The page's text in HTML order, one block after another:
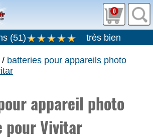
0
(51) très bien
/ batteries pour appareils photo
appareil photo
pour Vivitar